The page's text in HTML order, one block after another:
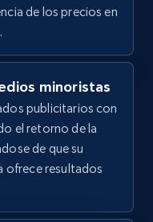
Currency, Initial
and more.
shop products
Currency, Initial
and more.
de los precios en
minoristas
publicitarios con
el retorno de la
de que su
ofrece resultados